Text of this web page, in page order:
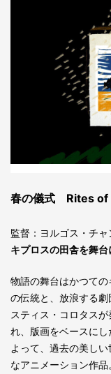
春の儀式 Rites
監督：ヨルゴス・チ
キプロスの田舎を舞
物語の舞台はかつて
の伝統と、放浪する
スティス・コロタス
れ、版画をベースに
よって、過去の美し
なアニメーション作品